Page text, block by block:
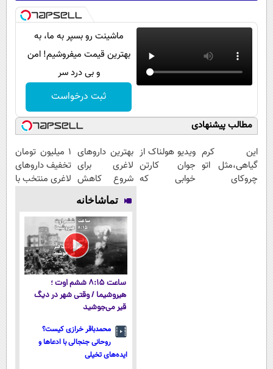
ماشینت رو بسپر به ما، به
بهترین قیمت میفروشیم! امن
و بی درد سر
ثبت درخواست
مطالب پیشنهادی
این کرم
گیاهی،مثل اتو
چروکای
ویدیو هولناک از
جوان کارتن
خوابی که
بهترین داروهای
لاغری برای
شروع کاهش
وزن، ارسال از
داروخانه های
نزدیکت!
۱ میلیون تومان
تخفیف داروهای
لاغری منتخب با
نزدیکت
تماشاخانه
ساعت ۸:۱۵ ششم اوت ؛
هیروشیما / وقتی شهر در دیگ
قیر می‌جوشید
محمدباقر خرازی کیست؟
روحانی جنجالی با ادعاها و
ایده‌های تخیلی